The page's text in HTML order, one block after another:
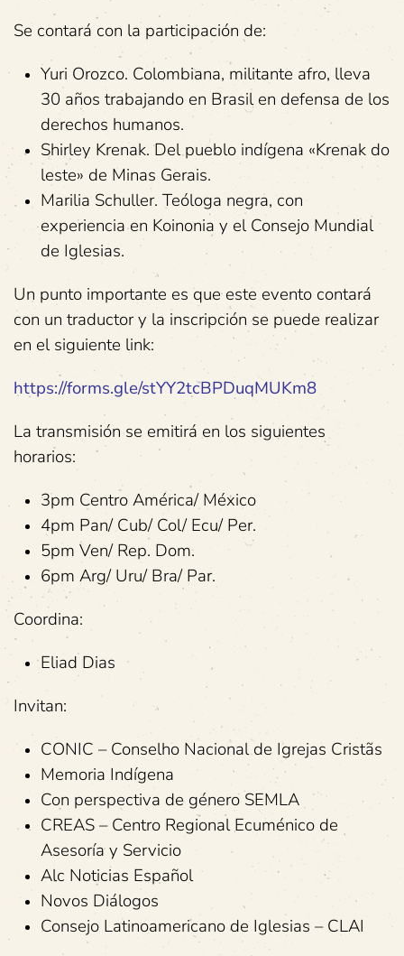
Se contará con la participación de:
Yuri Orozco. Colombiana, militante afro, lleva
30 años trabajando en Brasil en defensa de los
derechos humanos.
Shirley Krenak. Del pueblo indígena «Krenak do
leste» de Minas Gerais.
Marilia Schuller. Teóloga negra, con
experiencia en Koinonia y el Consejo Mundial
de Iglesias.
Un punto importante es que este evento contará
con un traductor y la inscripción se puede realizar
en el siguiente link:
https://forms.gle/stYY2tcBPDuqMUKm8
La transmisión se emitirá en los siguientes
horarios:
3pm Centro América/ México
4pm Pan/ Cub/ Col/ Ecu/ Per.
5pm Ven/ Rep. Dom.
6pm Arg/ Uru/ Bra/ Par.
Coordina:
Eliad Dias
Invitan:
CONIC – Conselho Nacional de Igrejas Cristãs
Memoria Indígena
Con perspectiva de género SEMLA
CREAS – Centro Regional Ecuménico de
Asesoría y Servicio
Alc Noticias Español
Novos Diálogos
Consejo Latinoamericano de Iglesias – CLAI